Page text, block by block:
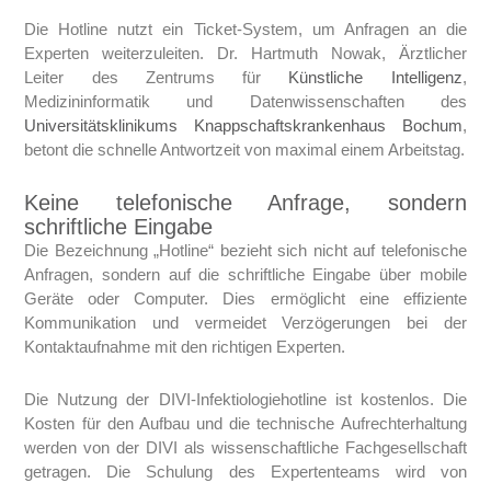
Die Hotline nutzt ein Ticket-System, um Anfragen an die
Experten weiterzuleiten. Dr. Hartmuth Nowak, Ärztlicher
Leiter des Zentrums für Künstliche Intelligenz,
Medizininformatik und Datenwissenschaften des
Universitätsklinikums Knappschaftskrankenhaus Bochum,
betont die schnelle Antwortzeit von maximal einem Arbeitstag.
Keine telefonische Anfrage, sondern
schriftliche Eingabe
Die Bezeichnung „Hotline“ bezieht sich nicht auf telefonische
Anfragen, sondern auf die schriftliche Eingabe über mobile
Geräte oder Computer. Dies ermöglicht eine effiziente
Kommunikation und vermeidet Verzögerungen bei der
Kontaktaufnahme mit den richtigen Experten.
Die Nutzung der DIVI-Infektiologiehotline ist kostenlos. Die
Kosten für den Aufbau und die technische Aufrechterhaltung
werden von der DIVI als wissenschaftliche Fachgesellschaft
getragen. Die Schulung des Expertenteams wird von